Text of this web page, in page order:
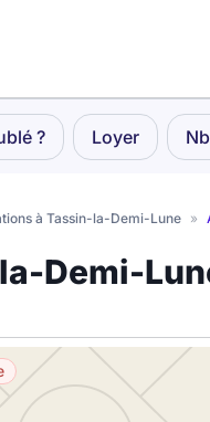
? Loyer
à Tassin-la-Demi-Lune »
Demi-